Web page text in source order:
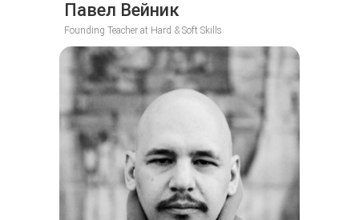
Founding Teacher at Hard & Soft Skills
Павел Вейник